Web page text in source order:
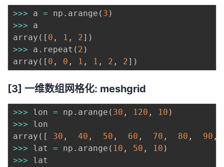
>>> a = np . arange ( 3 )
>>> a
array ( [ 0 , 1 , 2] )
>>> a . repeat ( 2 )
array ( [ 0 , 0 , 1 , 1 , 2 , 2] )
[3] 一维数组网格化: meshgrid
>>> lon = np . arange ( 30 , 120 , 10 )
>>> lon
array ( [ 30 , 40 , 50 , 60 , 70 , 80 , 90 ,
>>> lat = np . arange ( 10 , 50 , 10 )
>>> lat